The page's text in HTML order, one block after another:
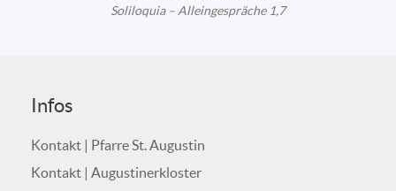
Soliloquia – Alleingespräche 1,7
Infos
Kontakt | Pfarre St. Augustin
Kontakt | Augustinerkloster